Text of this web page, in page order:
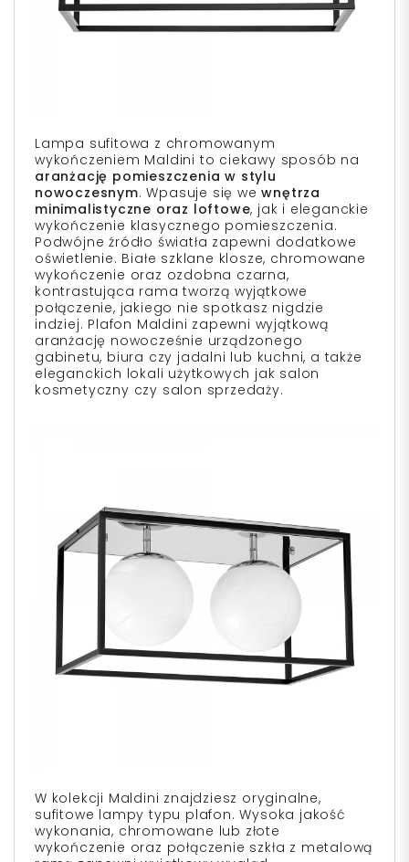
Lampa sufitowa z chromowanym
wykończeniem Maldini to ciekawy sposób na
aranżację pomieszczenia w stylu
nowoczesnym. Wpasuje się wewnętrza
minimalistyczne oraz loftowe, jak i eleganckie
wykończenie klasycznego pomieszczenia.
Podwójne źródło światła zapewni dodatkowe
oświetlenie. Białe szklane klosze, chromowane
wykończenie oraz ozdobna czarna,
kontrastująca rama tworzą wyjątkowe
połączenie, jakiego nie spotkasz nigdzie
indziej. Plafon Maldini zapewni wyjątkową
aranżację nowocześnie urządzonego
gabinetu, biura czy jadalni lub kuchni, a także
eleganckich lokali użytkowych jak salon
kosmetyczny czy salon sprzedaży.
W kolekcji Maldini znajdziesz oryginalne,
sufitowe lampy typu plafon. Wysoka jakość
wykonania, chromowane lub złote
wykończenie oraz połączenie szkła z metalową